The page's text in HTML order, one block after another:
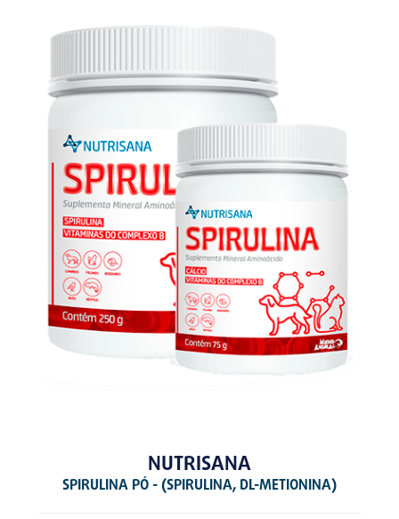
NUTRISANA
SPIRULINA PÓ - (SPIRULINA, DL-METIONINA)